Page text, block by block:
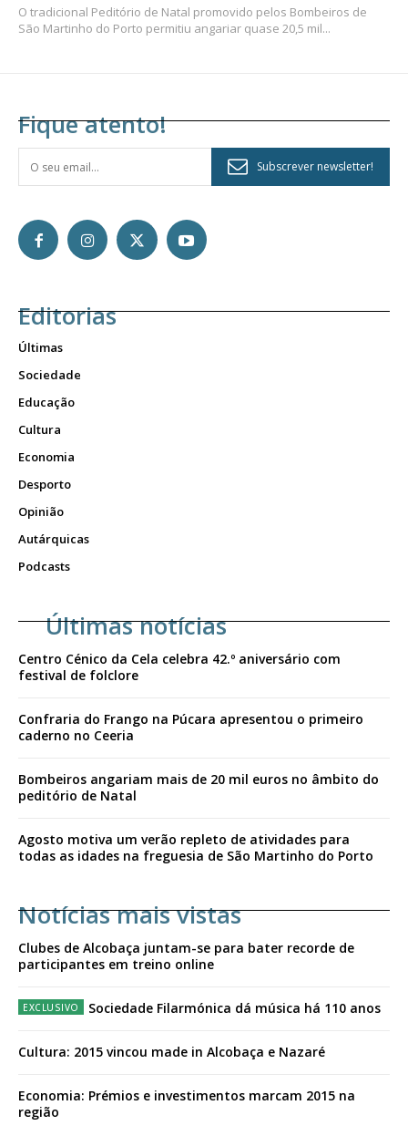
O tradicional Peditório de Natal promovido pelos Bombeiros de
São Martinho do Porto permitiu angariar quase 20,5 mil...
Fique atento!
Subscrever newsletter!
Editorias
Últimas
Sociedade
Educação
Cultura
Economia
Desporto
Opinião
Autárquicas
Podcasts
Últimas notícias
Centro Cénico da Cela celebra 42.º aniversário com
festival de folclore
Confraria do Frango na Púcara apresentou o primeiro
caderno no Ceeria
Bombeiros angariam mais de 20 mil euros no âmbito do
peditório de Natal
Agosto motiva um verão repleto de atividades para
todas as idades na freguesia de São Martinho do Porto
Notícias mais vistas
Clubes de Alcobaça juntam-se para bater recorde de
participantes em treino online
Sociedade Filarmónica dá música há 110 anos
Cultura: 2015 vincou made in Alcobaça e Nazaré
Economia: Prémios e investimentos marcam 2015 na
região